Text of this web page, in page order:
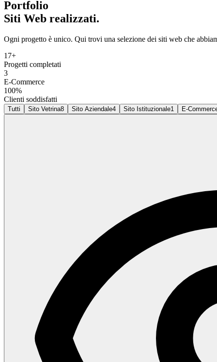
Portfolio
Siti Web realizzati.
Ogni progetto è unico. Qui trovi una selezione dei siti web che
17+
Progetti completati
3
E-Commerce
100%
Clienti soddisfatti
Tutti Sito Vetrina8 Sito Aziendale4 Sito Istituzionale1 E-